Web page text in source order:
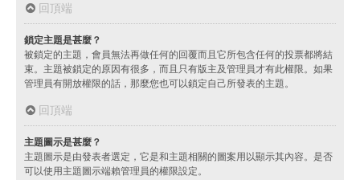
回頂端
鎖定主題是甚麼？
被鎖定的主題，會員無法再做任何的回覆而且它所包含任何的投票都將結
束。主題被鎖定的原因有很多，而且只有版主及管理員才有此權限。如果
管理員有開放權限的話，那麼您也可以鎖定自己所發表的主題。
回頂端
主題圖示是甚麼？
主題圖示是由發表者選定，它是和主題相關的圖案用以顯示其內容。是否
可以使用主題圖示端賴管理員的權限設定。